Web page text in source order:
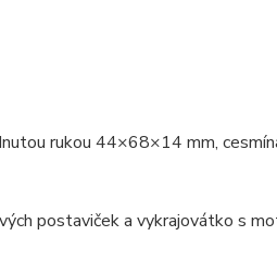
rukou 44×68×14 mm,
postaviček a vykrajovátko s